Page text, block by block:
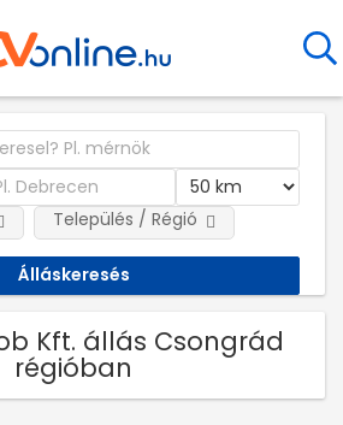
Település / Régió
Kft. állás Csongrád
régióban